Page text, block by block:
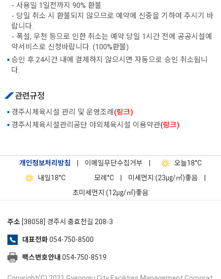
- 사용일 1일전까지 90% 환불
- 당일 취소 시 환불되지 않으므로 예약에 신중을 기하여 주시기 바
랍니다.
- 폭설, 우천 등으로 인한 취소는 예약 당일 1시간 전에 공공시설예
약서비스로 신청바랍니다. (100%환불)
승인 후 24시간 내에 결제하지 않으시면 자동으로 승인 취소됩니
다.
관련규정
경주시체육시설 관리 및 운영조례 (링크)
경주시체육시설관리공단 야외체육시설 이용약관(링크)
개인정보처리방침 이메일무단수집거부 오늘18°C
내일18°C 모레 °C 미세먼지:(23㎍/㎥)좋음
초미세먼지:(12㎍/㎥)좋음
주소 [38058] 경주시 충효천길 208-3
대표전화054-750-8500
팩스번호안내 054-750-8519